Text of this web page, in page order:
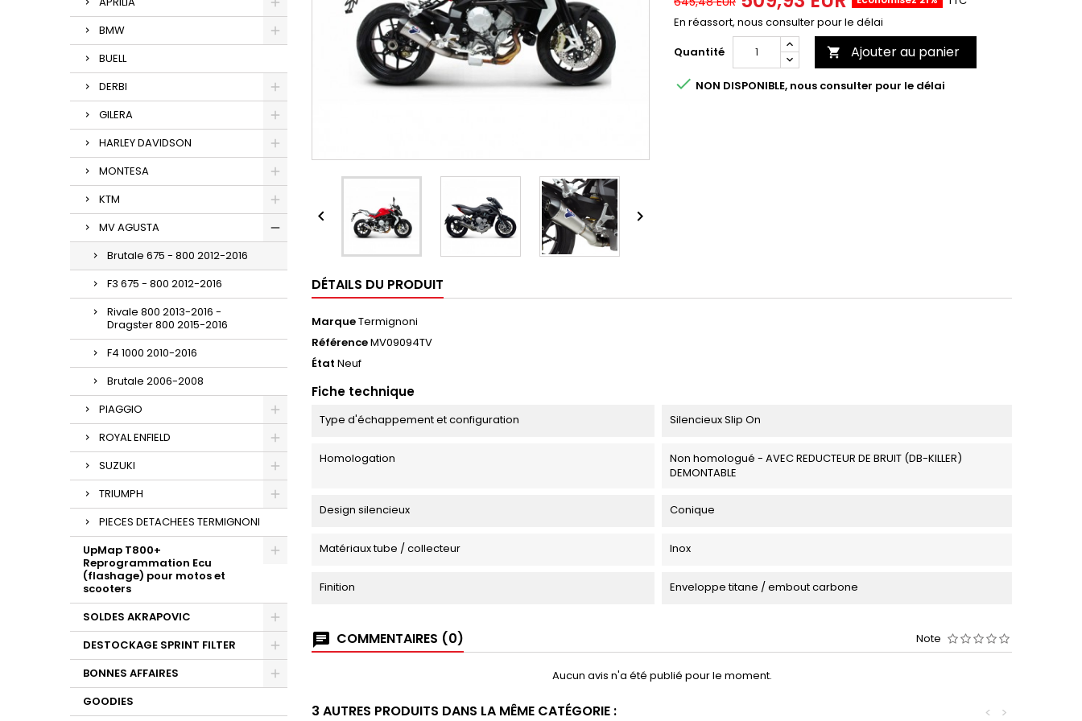
BMW
BUELL
DERBI
GILERA
HARLEY DAVIDSON
MONTESA
KTM
MV AGUSTA
Brutale 675 - 800 2012-2016
F3 675 - 800 2012-2016
Rivale 800 2013-2016 -
Dragster 800 2015-2016
F4 1000 2010-2016
Brutale 2006-2008
PIAGGIO
ROYAL ENFIELD
SUZUKI
TRIUMPH
PIECES DETACHEES TERMIGNONI
UpMap T800+
Reprogrammation Ecu
(flashage) pour motos et
scooters
SOLDES AKRAPOVIC
DESTOCKAGE SPRINT FILTER
BONNES AFFAIRES
GOODIES
 
En réassort, nous consulter pour le délai
Quantité
 Ajouter au panier
 NON DISPONIBLE, nous consulter pour le délai
DÉTAILS DU PRODUIT
MarqueTermignoni
RéférenceMV09094TV
État Neuf
Fiche technique
Type d'échappement et configuration Silencieux Slip On
Homologation
Non homologué - AVEC REDUCTEUR DE BRUIT (DB-KILLER)
DEMONTABLE
Design silencieux Conique
Matériaux tube / collecteur Inox
Finition Enveloppe titane / embout carbone
COMMENTAIRES (0) Note
Aucun avis n'a été publié pour le moment.
3 AUTRES PRODUITS DANS LA MÊME CATÉGORIE : >
<